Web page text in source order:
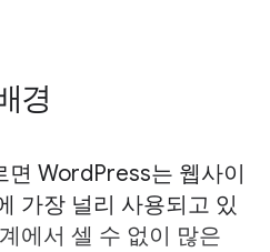
경
면 WordPress는 웹사이
가장 널리 사용되고 있
에서 셀 수 없이 많은